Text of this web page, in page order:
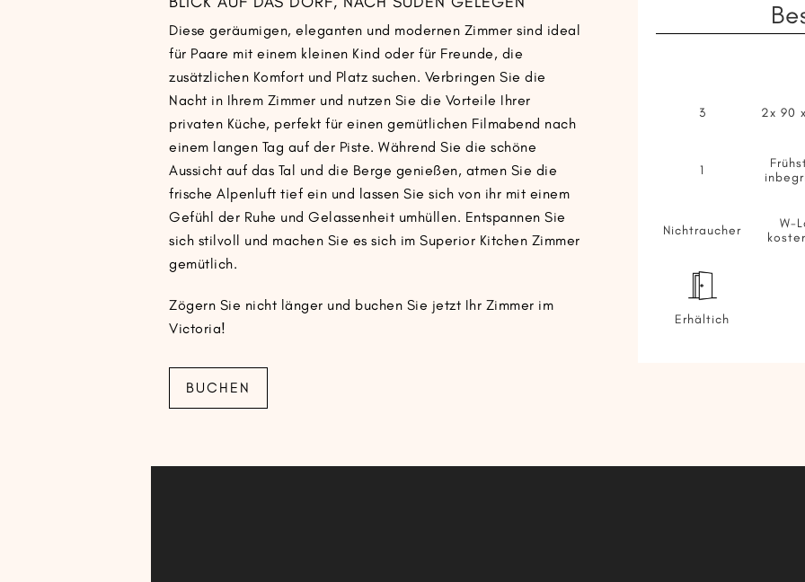
Diese geräumigen, eleganten und modernen Zimmer sind ideal
für Paare mit einem kleinen Kind oder für Freunde, die
zusätzlichen Komfort und Platz suchen. Verbringen Sie die
Nacht in Ihrem Zimmer und nutzen Sie die Vorteile Ihrer
privaten Küche, perfekt für einen gemütlichen Filmabend nach
einem langen Tag auf der Piste. Während Sie die schöne
Aussicht auf das Tal und die Berge genießen, atmen Sie die
frische Alpenluft tief ein und lassen Sie sich von ihr mit einem
Gefühl der Ruhe und Gelassenheit umhüllen. Entspannen Sie
sich stilvoll und machen Sie es sich im Superior Kitchen Zimmer
gemütlich.
Zögern Sie nicht länger und buchen Sie jetzt Ihr Zimmer im
Victoria!
BUCHEN
3 2x 90
1
W-
Erhältich
Nichtraucher